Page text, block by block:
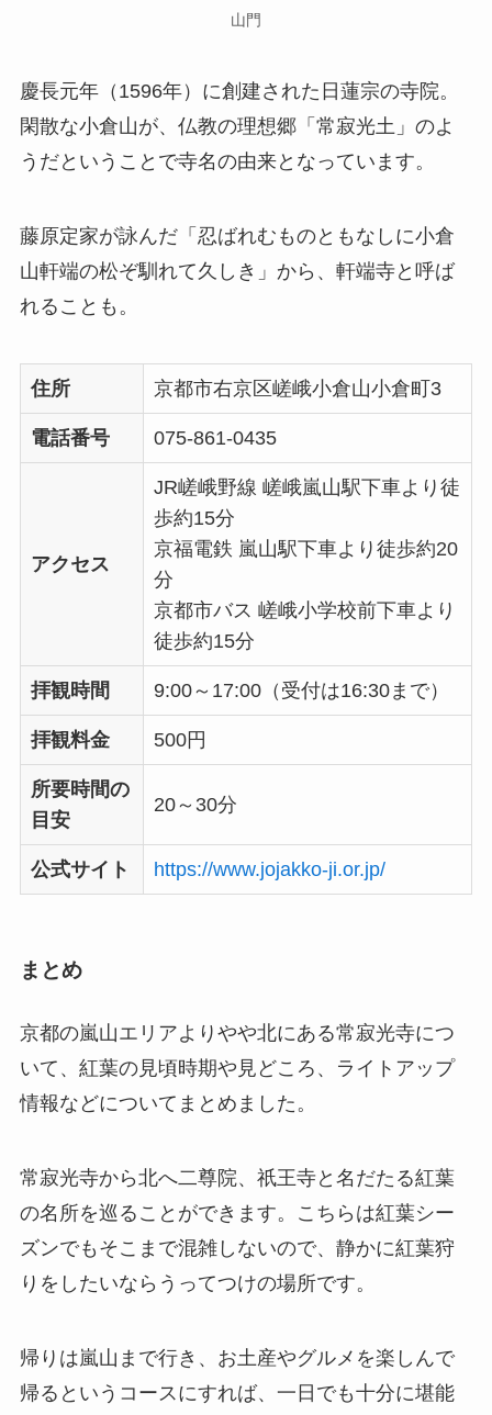
山門
慶長元年（1596年）に創建された日蓮宗の寺院。
閑散な小倉山が、仏教の理想郷「常寂光土」のよ
うだということで寺名の由来となっています。
藤原定家が詠んだ「忍ばれむものともなしに小倉
山軒端の松ぞ馴れて久しき」から、軒端寺と呼ば
れることも。
住所 京都市右京区嵯峨小倉山小倉町3
電話番号 075-861-0435
アクセス
JR嵯峨野線 嵯峨嵐山駅下車より徒
歩約15分
京福電鉄 嵐山駅下車より徒歩約20
分
京都市バス 嵯峨小学校前下車より
徒歩約15分
拝観時間 9:00～17:00（受付は16:30まで）
拝観料金 500円
所要時間の
目安
20～30分
公式サイト https://www.jojakko-ji.or.jp/
まとめ
京都の嵐山エリアよりやや北にある常寂光寺につ
いて、紅葉の見頃時期や見どころ、ライトアップ
情報などについてまとめました。
常寂光寺から北へ二尊院、祇王寺と名だたる紅葉
の名所を巡ることができます。こちらは紅葉シー
ズンでもそこまで混雑しないので、静かに紅葉狩
りをしたいならうってつけの場所です。
帰りは嵐山まで行き、お土産やグルメを楽しんで
帰るというコースにすれば、一日でも十分に堪能